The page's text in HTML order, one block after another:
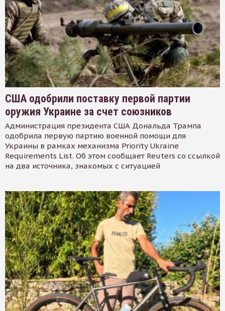
США одобрили поставку первой партии
оружия Украине за счет союзников
Администрация президента США Дональда Трампа
одобрила первую партию военной помощи для
Украины в рамках механизма Priority Ukraine
Requirements List. Об этом сообщает Reuters со ссылкой
на два источника, знакомых с ситуацией